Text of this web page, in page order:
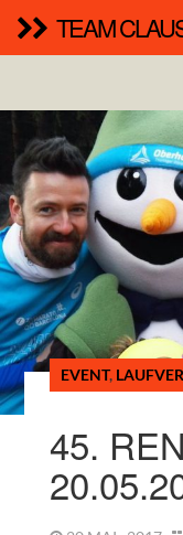
TEAM
EVENT,
45.